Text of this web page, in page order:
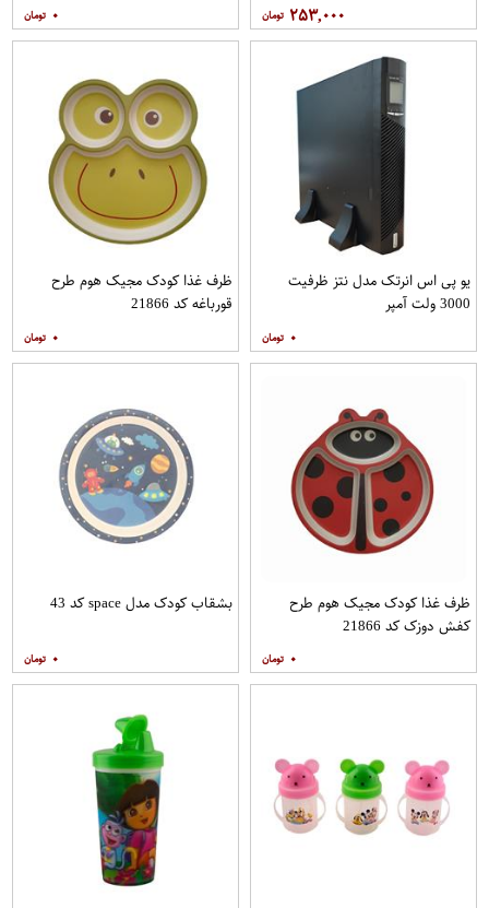
۲۵۳,۰۰۰ ۰
یو پی اس انرتک مدل نتز ظرفیت
3000 ولت آمپر
۰
ظرف غذا کودک مجیک هوم طرح
قورباغه کد 21866
۰
ظرف غذا کودک مجیک هوم طرح
کفش دوزک کد 21866
۰
بشقاب کودک مدل space کد 43
۰